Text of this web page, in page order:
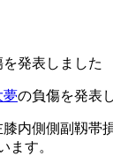
発表しました
夢の負傷を発表
内側側副靱
ます。